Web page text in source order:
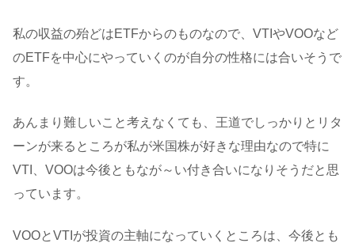
私の収益の殆どはETFからのものなので、VTIやVOOなど
のETFを中心にやっていくのが自分の性格には合いそうで
す。
あんまり難しいこと考えなくても、王道でしっかりとリタ
ーンが来るところが私が米国株が好きな理由なので特に
VTI、VOOは今後ともなが～い付き合いになりそうだと思
っています。
VOOとVTIが投資の主軸になっていくところは、今後とも